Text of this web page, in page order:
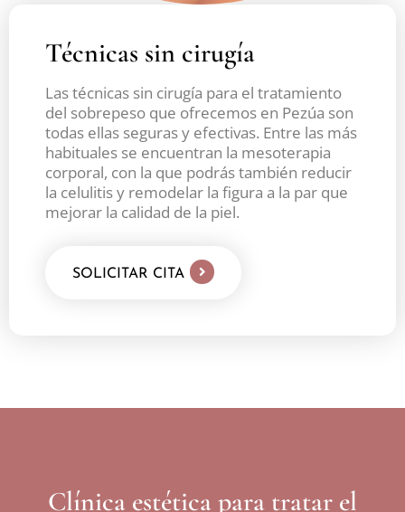
Técnicas sin cirugía
Las técnicas sin cirugía para el tratamiento
del sobrepeso que ofrecemos en Pezúa son
todas ellas seguras y efectivas. Entre las más
habituales se encuentran la mesoterapia
corporal, con la que podrás también reducir
la celulitis y remodelar la figura a la par que
mejorar la calidad de la piel.
SOLICITAR CITA
Clínica estética para tratar el